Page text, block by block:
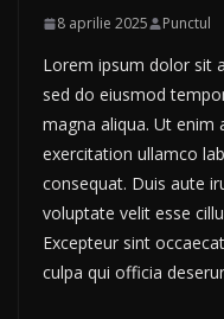
8 aprilie 2025 Punctul
Lorem ipsum dolor sit
sed do eiusmod
magna aliqua. Ut enim
exercitation ullamco
consequat. Duis aute
voluptate velit esse
Excepteur sint
culpa qui officia